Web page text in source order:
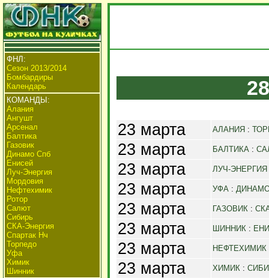
ФНЛ:
Сезон 2013/2014
Бомбардиры
Календарь
КОМАНДЫ:
Алания
Ангушт
Арсенал
Балтика
Газовик
Динамо Спб
Енисей
Луч-Энергия
Мордовия
Нефтехимик
Ротор
Салют
Сибирь
СКА-Энергия
Спартак Нч
Торпедо
Уфа
Химик
Шинник
23 марта АЛАНИЯ :
23 марта БАЛТИКА :
23 марта ЛУЧ-ЭНЕРГИЯ
23 марта УФА :
23 марта ГАЗОВИК :
23 марта ШИННИК :
23 марта НЕФТЕХИМИК
23 марта ХИМИК :